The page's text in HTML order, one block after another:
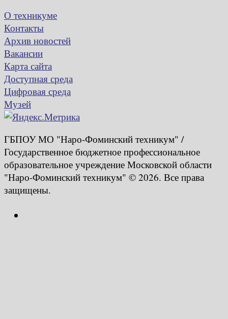
О техникуме
Контакты
Архив новостей
Вакансии
Карта сайта
Доступная среда
Цифровая среда
Музей
ГБПОУ МО "Наро-Фоминский техникум" /
Государственное бюджетное профессиональное
образовательное учреждение Московской области
"Наро-Фоминский техникум" © 2026. Все права
защищены.